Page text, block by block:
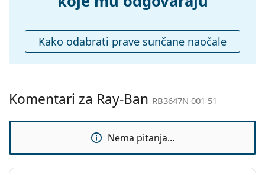
Da
čišćenje:
Da
Ostalo
Kategorija:
Sunčane naočale
Marka:
Ray-Ban
Moda
Kako odabrati prave sunčane naočale
Komentari za Ray-Ban RB3647N 001 51
Nema pitanja...